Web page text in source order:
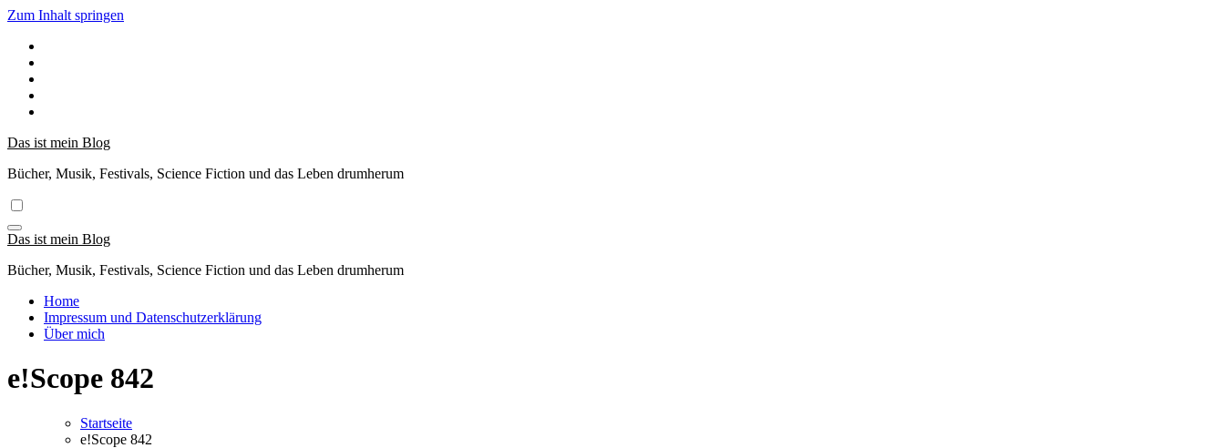
Zum Inhalt springen
Das ist mein Blog
Bücher, Musik, Festivals, Science Fiction und das Leben drumherum
Das ist mein Blog
Bücher, Musik, Festivals, Science Fiction und das Leben drumherum
Home
Impressum und Datenschutzerklärung
Über mich
e!Scope 842
Startseite
e!Scope 842